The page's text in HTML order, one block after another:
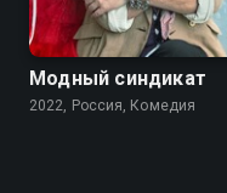
7.6
Модный синдикат
2022, Россия, Комедия